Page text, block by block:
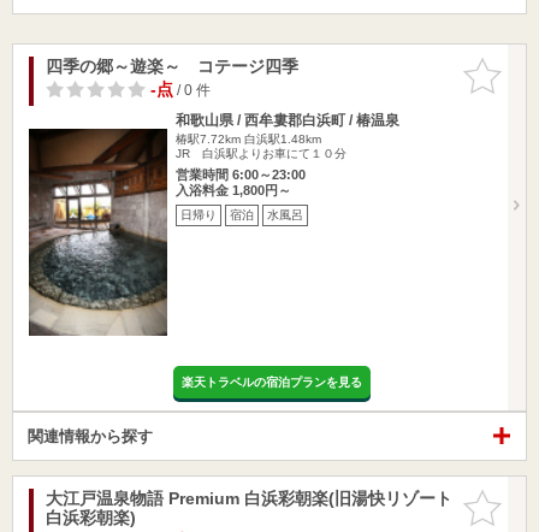
お気に入
りに追加
四季の郷～遊楽～ コテージ四季
-点/ 0 件
和歌山県 / 西牟婁郡白浜町 / 椿温泉
椿駅7.72km 白浜駅1.48km
JR 白浜駅よりお車にて１０分
営業時間 6:00～23:00
入浴料金 1,800円～
日帰り 宿泊 水風呂
楽天トラベルの宿泊プランを見る
関連情報から探す
お気に入
りに追加
大江戸温泉物語 Premium 白浜彩朝楽(旧湯快リゾート
白浜彩朝楽)